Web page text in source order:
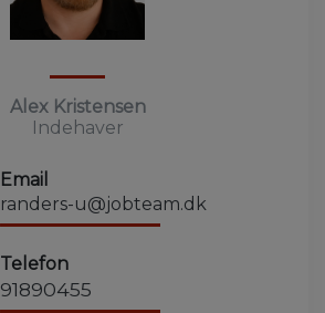
Alex Kristensen
Indehaver
Email
randers-u@jobteam.dk
Telefon
91890455